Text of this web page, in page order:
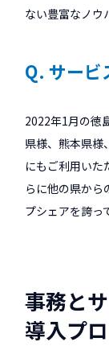
ない豊富なノウ
Q. サービ
2022年1月の徳
県様、熊本県様
にもご利用いた
らに他の県から
プシェアを誇っ
事務と
導入プ